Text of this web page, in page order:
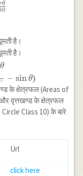
θ
है।
है।
θ
∘ − sinθ)
के क्षेत्रफल (Areas of
वृत्तखण्ड के क्षेत्रफल
Class 10) के बारे
Url
click here